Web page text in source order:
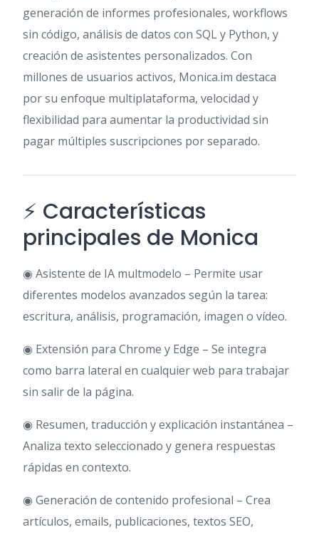
generación de informes profesionales, workflows
sin código, análisis de datos con SQL y Python, y
creación de asistentes personalizados. Con
millones de usuarios activos, Monica.im destaca
por su enfoque multiplataforma, velocidad y
flexibilidad para aumentar la productividad sin
pagar múltiples suscripciones por separado.
⚡ Características
principales de Monica
◉ Asistente de IA multmodelo – Permite usar
diferentes modelos avanzados según la tarea:
escritura, análisis, programación, imagen o vídeo.
◉ Extensión para Chrome y Edge – Se integra
como barra lateral en cualquier web para trabajar
sin salir de la página.
◉ Resumen, traducción y explicación instantánea –
Analiza texto seleccionado y genera respuestas
rápidas en contexto.
◉ Generación de contenido profesional – Crea
artículos, emails, publicaciones, textos SEO,